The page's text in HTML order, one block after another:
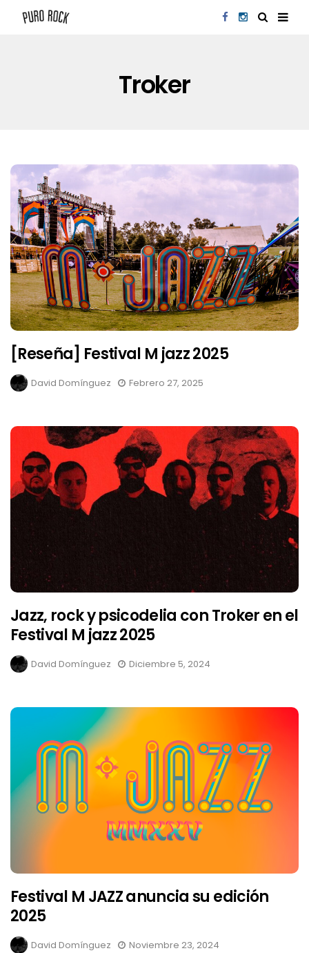
Troker
[Reseña] Festival M jazz 2025
David Domínguez Febrero 27, 2025
Jazz, rock y psicodelia con Troker en el
Festival M jazz 2025
David Domínguez Diciembre 5, 2024
Festival M JAZZ anuncia su edición
2025
David Domínguez Noviembre 23, 2024